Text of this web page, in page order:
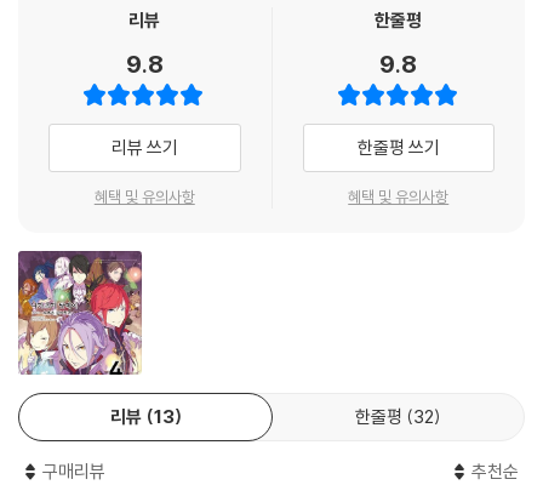
리뷰
9.8
리뷰 쓰기
혜택 및 유의사항
한줄평
9.8
한줄평 쓰기
혜택 및 유의사항
리뷰 13 한줄평 32
구매리뷰 추천순